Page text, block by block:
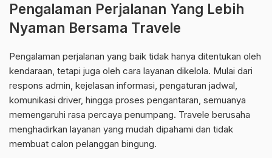
Pengalaman Perjalanan Yang Lebih
Nyaman Bersama Travele
Pengalaman perjalanan yang baik tidak hanya ditentukan oleh
kendaraan, tetapi juga oleh cara layanan dikelola. Mulai dari
respons admin, kejelasan informasi, pengaturan jadwal,
komunikasi driver, hingga proses pengantaran, semuanya
memengaruhi rasa percaya penumpang. Travele berusaha
menghadirkan layanan yang mudah dipahami dan tidak
membuat calon pelanggan bingung.